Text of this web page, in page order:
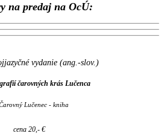
na predaj na OcÚ:
vydanie (ang.-slov.)
čarovných krás Lučenca
cena 20,- €